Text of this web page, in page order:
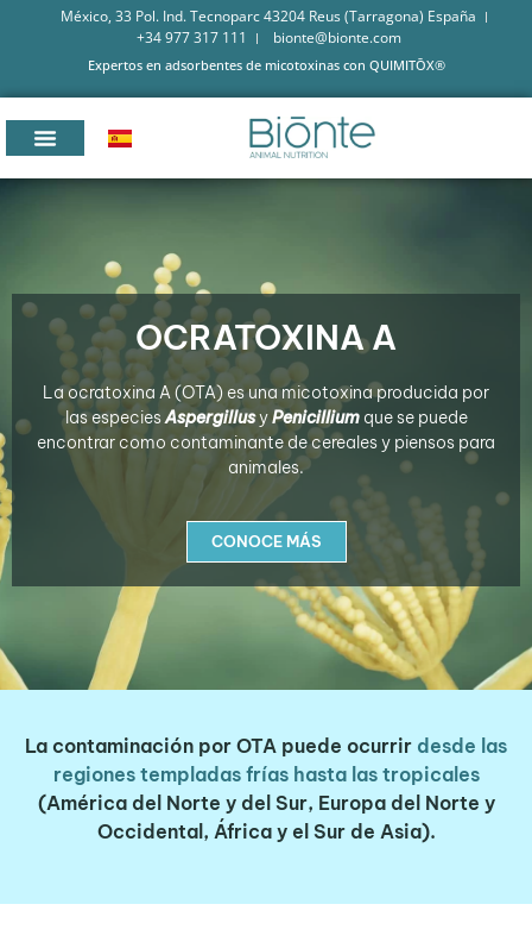
México, 33 Pol. Ind. Tecnoparc 43204 Reus (Tarragona) España
+34 977 317 111
bionte@bionte.com
Expertos en adsorbentes de micotoxinas con QUIMITŌX®
OCRATOXINA A
La ocratoxina A (OTA) es una micotoxina producida por
las especiesAspergillusyPenicilliumque se puede
encontrar como contaminante de cereales y piensos para
animales.
CONOCE MÁS
La contaminación por OTA puede ocurrir desde las
regiones templadas frías hasta las tropicales
(América del Norte y del Sur, Europa del Norte y
Occidental, África y el Sur de Asia).